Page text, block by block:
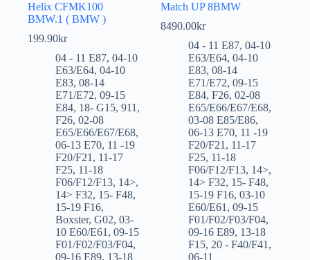
Helix CFMK100
BMW.1 ( BMW )
199.90kr
04 - 11 E87, 04-10
E63/E64, 04-10
E83, 08-14
E71/E72, 09-15
E84, 18- G15, 911,
F26, 02-08
E65/E66/E67/E68,
06-13 E70, 11 -19
F20/F21, 11-17
F25, 11-18
F06/F12/F13, 14>,
14> F32, 15- F48,
15-19 F16,
Boxster, G02, 03-
10 E60/E61, 09-15
F01/F02/F03/F04,
09-16 E89, 13-18
Match UP 8BMW
8490.00kr
04 - 11 E87,04-10
E63/E64,04-10
E83,08-14
E71/E72,09-15
E84,F26,02-08
E65/E66/E67/E68,
03-08 E85/E86,
06-13 E70, 11 -19
F20/F21, 11-17
F25, 11-18
F06/F12/F13, 14>,
14> F32, 15- F48,
15-19 F16,03-10
E60/E61,09-15
F01/F02/F03/F04,
09-16 E89, 13-18
F15,20 - F40/F41,
06-11